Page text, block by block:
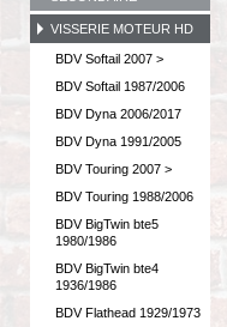
VISSERIE MOTEUR HD
BDV Softail 2007 >
BDV Softail 1987/2006
BDV Dyna 2006/2017
BDV Dyna 1991/2005
BDV Touring 2007 >
BDV Touring 1988/2006
BDV BigTwin bte5
1980/1986
BDV BigTwin bte4
1936/1986
BDV Flathead 1929/1973